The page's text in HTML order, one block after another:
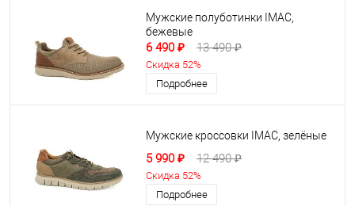
Мужские полуботинки IMAC,
бежевые
6 490 ₽ 13 490 ₽
Скидка 52%
Подробнее
Мужские кроссовки IMAC, зелёные
5 990 ₽ 12 490 ₽
Скидка 52%
Подробнее